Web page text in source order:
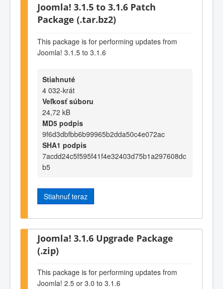
Joomla! 3.1.5 to 3.1.6 Patch
Package (.tar.bz2)
This package is for performing updates from
Joomla! 3.1.5 to 3.1.6
Stiahnuté
4 032-krát
Veľkosť súboru
24,72 kB
MD5 podpis
9f6d3dbfbb6b99965b2dda50c4e072ac
SHA1 podpis
7acdd24c5f595f41f4e32403d75b1a297608dc
b5
Stiahnuť teraz
Joomla! 3.1.6 Upgrade Package
(.zip)
This package is for performing updates from
Joomla! 2.5 or 3.0 to 3.1.6